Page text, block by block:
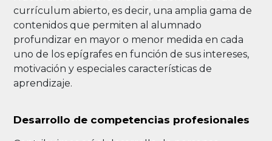
currículum abierto, es decir, una amplia gama de
contenidos que permiten al alumnado
profundizar en mayor o menor medida en cada
uno de los epígrafes en función de sus intereses,
motivación y especiales características de
aprendizaje.
Desarrollo de competencias profesionales